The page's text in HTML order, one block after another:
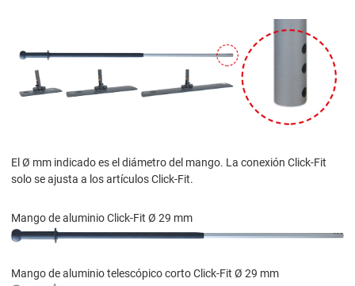
El Ø mm indicado es el diámetro del mango. La conexión Click-Fit
solo se ajusta a los artículos Click-Fit.
Mango de aluminio Click-Fit Ø 29 mm
Mango de aluminio telescópico corto Click-Fit Ø 29 mm